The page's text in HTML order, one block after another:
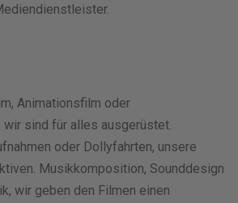
Animationsfilm oder
wir sind für alles ausgerüstet.
oder Dollyfahrten, unsere
Musikkomposition, Sounddesign
wir geben den Filmen einen